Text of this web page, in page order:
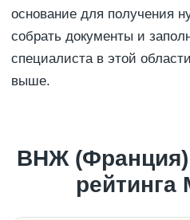
основание для получения
собрать документы и
специалиста в этой
выше.
ВНЖ
рейтинга